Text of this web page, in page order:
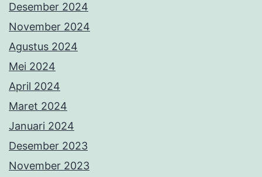
Desember 2024
November 2024
Agustus 2024
Mei 2024
April 2024
Maret 2024
Januari 2024
Desember 2023
November 2023